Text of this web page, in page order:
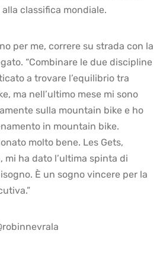
classifica mondiale.
per me, correre su strada con la
“Combinare le due discipline
a trovare l’equilibrio tra
ma nell’ultimo mese mi sono
sulla mountain bike e ho
in mountain bike.
molto bene. Les Gets,
ha dato l’ultima spinta di
È un sogno vincere per la